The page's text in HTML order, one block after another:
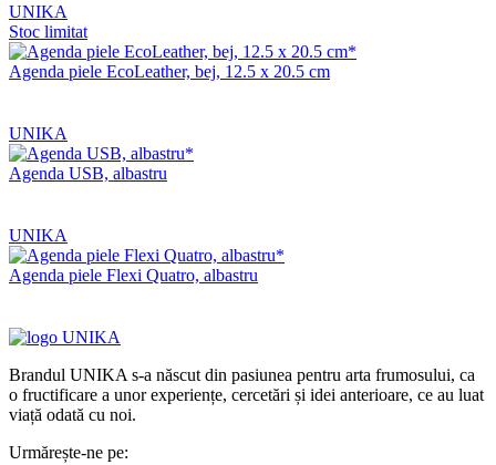
UNIKA
Stoc limitat
Agenda piele EcoLeather, bej, 12.5 x 20.5 cm
UNIKA
Agenda USB, albastru
UNIKA
Agenda piele Flexi Quatro, albastru
Brandul UNIKA s-a născut din pasiunea pentru arta frumosului, ca
o fructificare a unor experiențe, cercetări și idei anterioare, ce au luat
viață odată cu noi.
Urmărește-ne pe: